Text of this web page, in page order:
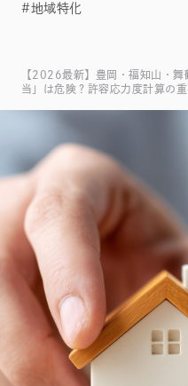
#地域特化
【2026最新】豊岡・福知山・
当」は危険？許容応力度計算の